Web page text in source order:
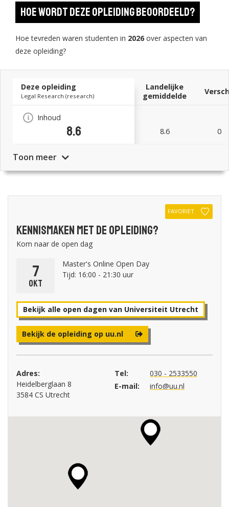
Hoe wordt deze opleiding beoordeeld?
Hoe tevreden waren studenten in 2026 over aspecten van
deze opleiding?
Deze opleiding
Legal Research (research)
Landelijke
gemiddelde
Inhoud
8.6 8.6 0
Toon meer
FAVORIET
Kennismaken met de opleiding?
Kom naar de open dag
7
okt
Master's Online Open Day
Tijd: 16:00 - 21:30 uur
Bekijk alle open dagen van Universiteit Utrecht
Bekijk de opleiding op uu.nl
Adres:
Heidelberglaan 8
3584 CS Utrecht
Tel:
030 - 2533550
E-mail:
info@uu.nl